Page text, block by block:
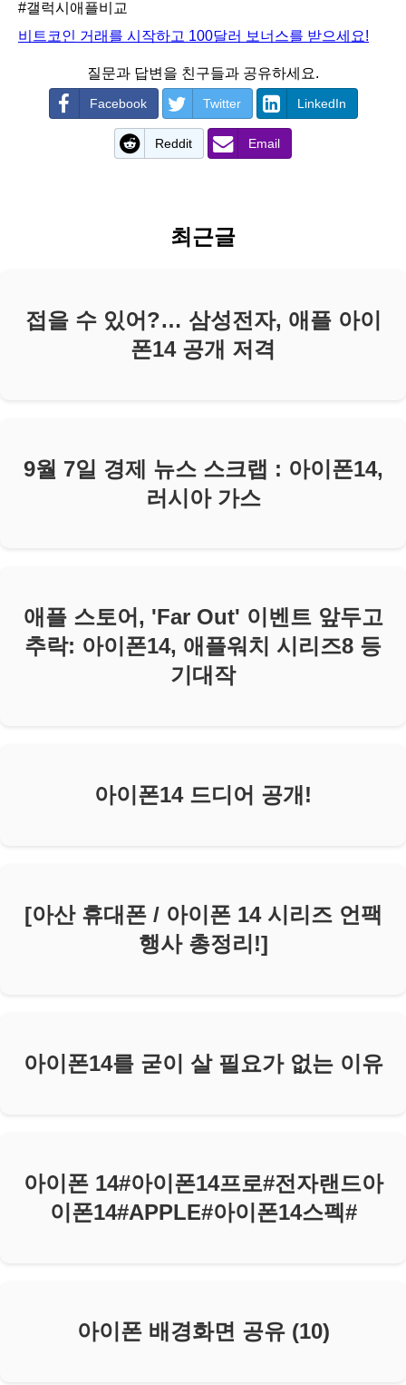
#갤럭시애플비교
비트코인 거래를 시작하고 100달러 보너스를 받으세요!
질문과 답변을 친구들과 공유하세요.
Facebook Twitter LinkedIn
Reddit Email
최근글
접을 수 있어?… 삼성전자, 애플 아이
폰14 공개 저격
9월 7일 경제 뉴스 스크랩 : 아이폰14,
러시아 가스
애플 스토어, 'Far Out' 이벤트 앞두고
추락: 아이폰14, 애플워치 시리즈8 등
기대작
아이폰14 드디어 공개!
[아산 휴대폰 / 아이폰 14 시리즈 언팩
행사 총정리!]
아이폰14를 굳이 살 필요가 없는 이유
아이폰 14#아이폰14프로#전자랜드아
이폰14#APPLE#아이폰14스펙#
아이폰 배경화면 공유 (10)